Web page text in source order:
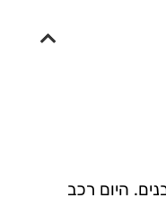
היום רכב